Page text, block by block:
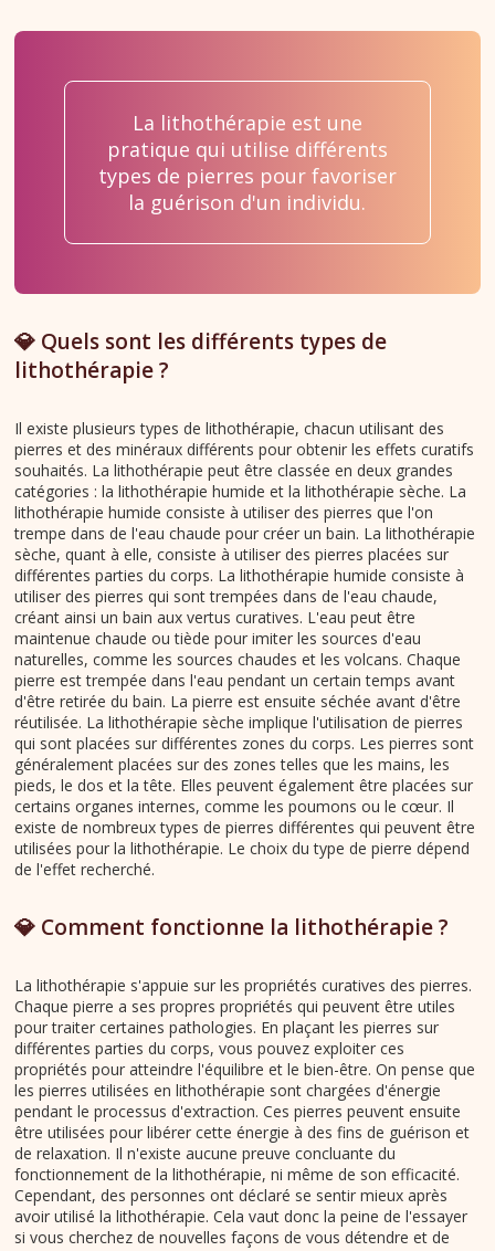
La lithothérapie est une
pratique qui utilise différents
types de pierres pour favoriser
la guérison d'un individu.
💎 Quels sont les différents types de
lithothérapie ?
Il existe plusieurs types de lithothérapie, chacun utilisant des
pierres et des minéraux différents pour obtenir les effets curatifs
souhaités. La lithothérapie peut être classée en deux grandes
catégories : la lithothérapie humide et la lithothérapie sèche. La
lithothérapie humide consiste à utiliser des pierres que l'on
trempe dans de l'eau chaude pour créer un bain. La lithothérapie
sèche, quant à elle, consiste à utiliser des pierres placées sur
différentes parties du corps. La lithothérapie humide consiste à
utiliser des pierres qui sont trempées dans de l'eau chaude,
créant ainsi un bain aux vertus curatives. L'eau peut être
maintenue chaude ou tiède pour imiter les sources d'eau
naturelles, comme les sources chaudes et les volcans. Chaque
pierre est trempée dans l'eau pendant un certain temps avant
d'être retirée du bain. La pierre est ensuite séchée avant d'être
réutilisée. La lithothérapie sèche implique l'utilisation de pierres
qui sont placées sur différentes zones du corps. Les pierres sont
généralement placées sur des zones telles que les mains, les
pieds, le dos et la tête. Elles peuvent également être placées sur
certains organes internes, comme les poumons ou le cœur. Il
existe de nombreux types de pierres différentes qui peuvent être
utilisées pour la lithothérapie. Le choix du type de pierre dépend
de l'effet recherché.
💎 Comment fonctionne la lithothérapie ?
La lithothérapie s'appuie sur les propriétés curatives des pierres.
Chaque pierre a ses propres propriétés qui peuvent être utiles
pour traiter certaines pathologies. En plaçant les pierres sur
différentes parties du corps, vous pouvez exploiter ces
propriétés pour atteindre l'équilibre et le bien-être. On pense que
les pierres utilisées en lithothérapie sont chargées d'énergie
pendant le processus d'extraction. Ces pierres peuvent ensuite
être utilisées pour libérer cette énergie à des fins de guérison et
de relaxation. Il n'existe aucune preuve concluante du
fonctionnement de la lithothérapie, ni même de son efficacité.
Cependant, des personnes ont déclaré se sentir mieux après
avoir utilisé la lithothérapie. Cela vaut donc la peine de l'essayer
si vous cherchez de nouvelles façons de vous détendre et de